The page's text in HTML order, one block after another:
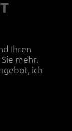
Ihren
mehr.
ich